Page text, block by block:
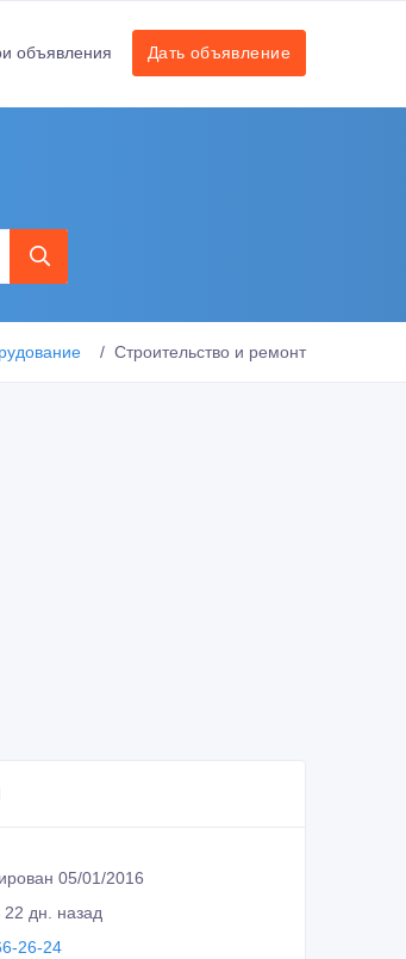
объявления Дать объявление
Строительство и ремонт
05/01/2016
22 дн. назад
26-24